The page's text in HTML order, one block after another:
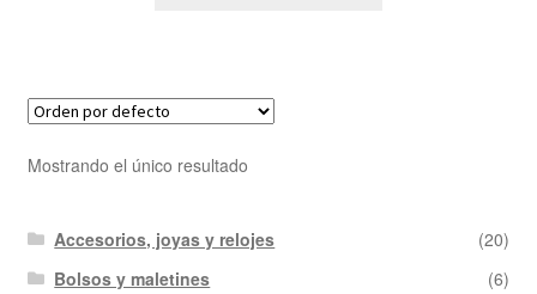
Mostrando el único resultado
Accesorios, joyas y relojes
(20)
Bolsos y maletines
(6)